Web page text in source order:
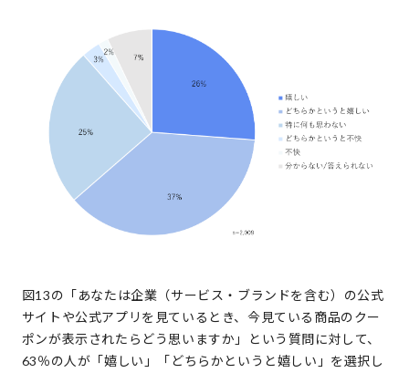
図13の「あなたは企業（サービス・ブランドを含む）の公式
サイトや公式アプリを見ているとき、今見ている商品のクー
ポンが表示されたらどう思いますか」という質問に対して、
63％の人が「嬉しい」「どちらかというと嬉しい」を選択し